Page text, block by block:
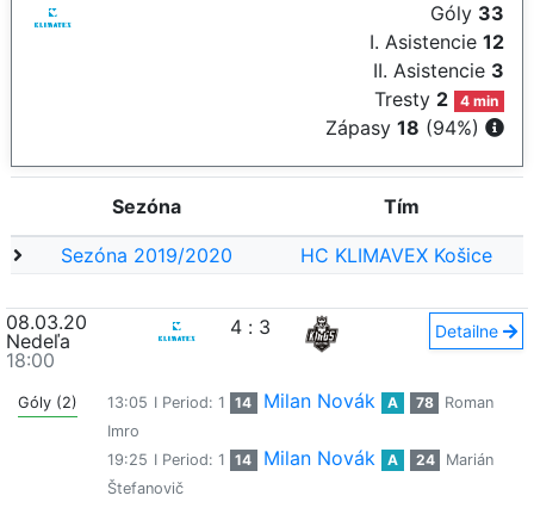
Góly 33
I. Asistencie 12
II. Asistencie 3
Tresty 2 4 min
Zápasy 18 (94%)
Sezóna Tím
Sezóna 2019/2020 HC KLIMAVEX Košice
08.03.20
Nedeľa
18:00
4 : 3 Detailne
Góly (2) 13:05 I Period: 1 14 Milan Novák A 78
Roman
Imro
19:25 I Period: 1 14 Milan Novák A 24
Marián
Štefanovič